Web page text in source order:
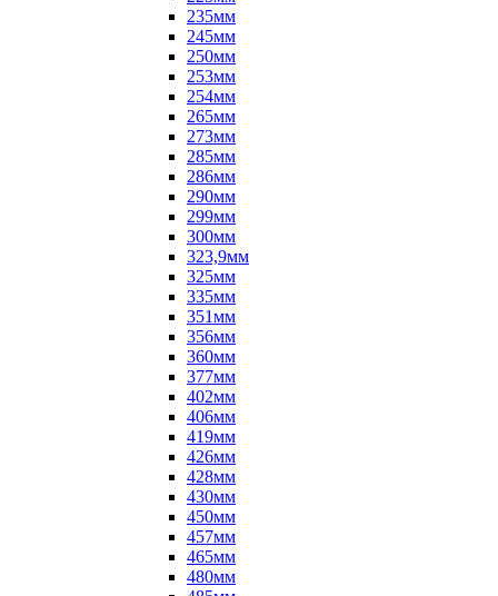
235мм
245мм
250мм
253мм
254мм
265мм
273мм
285мм
286мм
290мм
299мм
300мм
323,9мм
325мм
335мм
351мм
356мм
360мм
377мм
402мм
406мм
419мм
426мм
428мм
430мм
450мм
457мм
465мм
480мм